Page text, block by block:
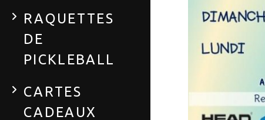
RAQUETTES
DE
PICKLEBALL
CARTES
CADEAUX